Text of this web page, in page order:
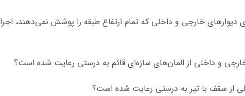
دیوار‌های خارجی و داخلی که تمام ارتفاع طبقه را پوشش نمی‌دهند، اجرا